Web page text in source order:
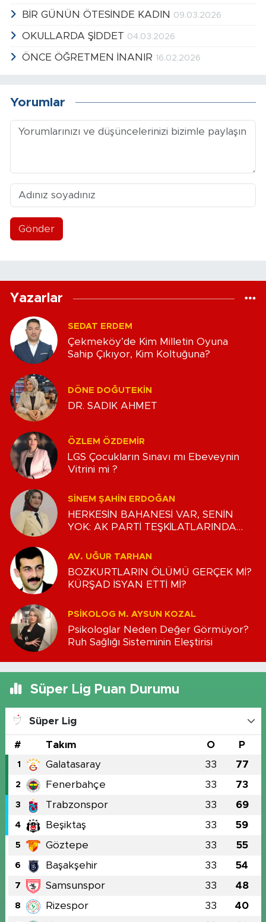
BİR GÜNÜN ÖTESİNDE KADIN 09.03.2026
OKULLARDA ŞİDDET 04.03.2026
ÖNCE ÖĞRETMEN İNANIR 16.02.2026
Yorumlar
Gönder
Yazarlar
SEDAT ERDEM
Çekmeköy’de Kim Milletin Oyuna
Sahip Çıkıyor, Kim Koltuğuna?
DÖNE DOĞUTEKIN
DR. SADIK AHMET
ÖZLEM ÖZDEMIR
LGS Çocukların Sınavı mı Ebeveynin
Vitrini mi ?
SINEM ŞAHIN ERDOĞAN
HERKESİN BAHANESİ VAR, SENİN
YOK: AK PARTİ TEŞKİLATLARINDA
AV. UĞUR TARHAN
BOZKURTLARIN ÖLÜMÜ GERÇEK Mİ?
KÜRŞAD İSYAN ETTİ Mİ?
PSIKOLOG M. AYSUN KOZAL
Psikologlar Neden Değer Görmüyor?
Ruh Sağlığı Sisteminin Eleştirisi
Süper Lig Puan Durumu
Süper Lig
# Takım O P
1 Galatasaray 33 77
2 Fenerbahçe 33 73
3 Trabzonspor 33 69
4 Beşiktaş 33 59
5 Göztepe 33 55
6 Başakşehir 33 54
7 Samsunspor 33 48
8 Rizespor 33 40